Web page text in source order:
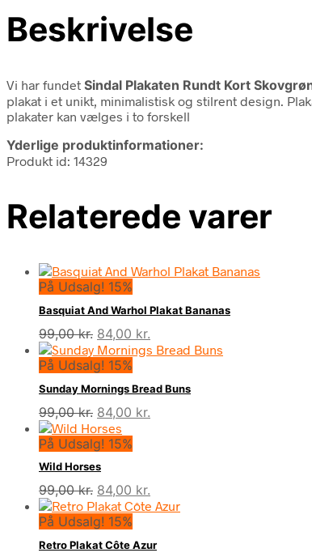
Beskrivelse
Vi har fundet Sindal Plakaten Rundt Kort
plakat i et unikt, minimalistisk og stilrent design.
plakater kan vælges i to forskell
Yderlige produktinformationer:
Produkt id: 14329
Relaterede varer
På Udsalg! 15%
Basquiat And Warhol Plakat Bananas
99,00kr. Den
oprindelige
pris
var:
99,00 kr..
84,00 kr.
aktuelle
er:
84,00 kr..
På Udsalg! 15%
Sunday Mornings Bread Buns
99,00kr. Den
oprindelige
pris
99,00 kr..
84,00 kr.
På Udsalg! 15%
Wild Horses
99,00kr. Den
oprindelige
pris
var:
84,00 kr.
aktuelle
På Udsalg! 15%
Retro Plakat Côte Azur